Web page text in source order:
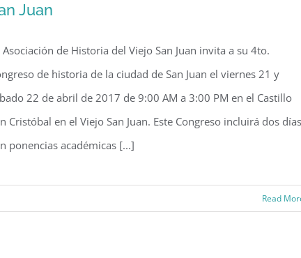
Juan
Asociación de Historia del Viejo San Juan invita a su 4to.
de historia de la ciudad de San Juan el viernes 21 y
22 de abril de 2017 de 9:00 AM a 3:00 PM en el Castillo
Cristóbal en el Viejo San Juan. Este Congreso incluirá dos días
ponencias académicas [...]
Read